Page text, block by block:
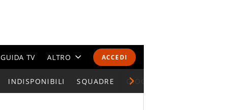
ACCEDI
GUIDA TV ALTRO
CALENDARI E CLASSIFICHE
INDISPONIBILI SQUADRE GIOCATORI SERIE A